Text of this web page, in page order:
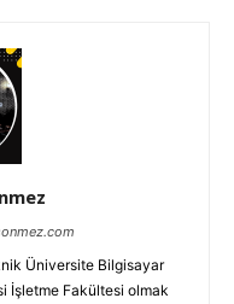
Üniversite Bilgisayar
İşletme Fakültesi olmak